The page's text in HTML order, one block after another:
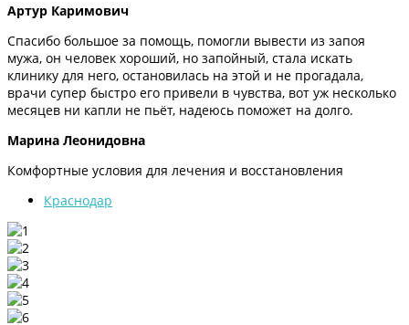
Артур Каримович
Спасибо большое за помощь, помогли вывести из запоя
мужа, он человек хороший, но запойный, стала искать
клинику для него, остановилась на этой и не прогадала,
врачи супер быстро его привели в чувства, вот уж несколько
месяцев ни капли не пьёт, надеюсь поможет на долго.
Марина Леонидовна
Комфортные условия для лечения и восстановления
Краснодар